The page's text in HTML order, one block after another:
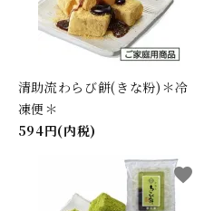
清助流わらび餅(きな粉)＊冷
凍便＊
594円(内税)
favorite